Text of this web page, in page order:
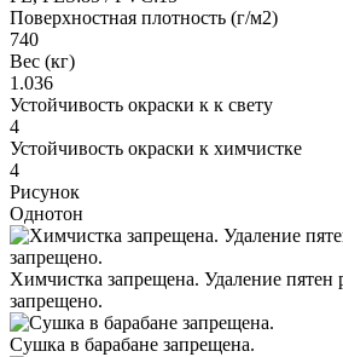
Поверхностная плотность (г/м2)
740
Вес (кг)
1.036
Устойчивость окраски к к свету
4
Устойчивость окраски к химчистке
4
Рисунок
Однотон
Химчистка запрещена. Удаление пятен
запрещено.
Сушка в барабане запрещена.